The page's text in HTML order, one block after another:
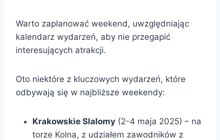
Warto zaplanować weekend, uwzględniając
kalendarz wydarzeń, aby nie przegapić
interesujących atrakcji.
Oto niektóre z kluczowych wydarzeń, które
odbywają się w najbliższe weekendy:
Krakowskie Slalomy (2-4 maja 2025) – na
torze Kolna, z udziałem zawodników z